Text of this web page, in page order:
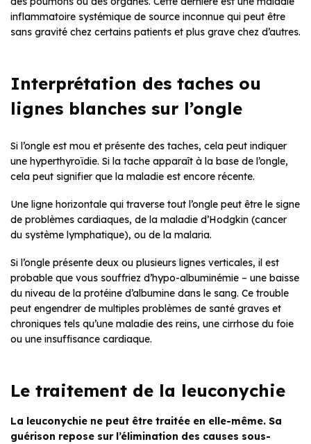
inflammatoire systémique de source inconnue qui peut être
sans gravité chez certains patients et plus grave chez d’autres.
Interprétation des taches ou
lignes blanches sur l’ongle
Si l’ongle est mou et présente des taches, cela peut indiquer
une hyperthyroïdie. Si la tache apparaît à la base de l’ongle,
cela peut signifier que la maladie est encore récente.
Une ligne horizontale qui traverse tout l’ongle peut être le signe
de problèmes cardiaques, de la maladie d’Hodgkin (cancer
du système lymphatique), ou de la malaria.
Si l’ongle présente deux ou plusieurs lignes verticales, il est
probable que vous souffriez d’hypo-albuminémie – une baisse
du niveau de la protéine d’albumine dans le sang. Ce trouble
peut engendrer de multiples problèmes de santé graves et
chroniques tels qu’une maladie des reins, une cirrhose du foie
ou une insuffisance cardiaque.
Le traitement de la leuconychie
La leuconychie ne peut être traitée en elle-même. Sa
guérison repose sur l’élimination des causes sous-